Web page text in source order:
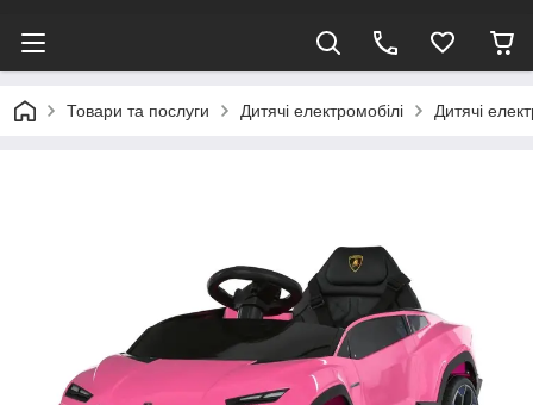
Товари та послуги Дитячі електромобілі Дитячі